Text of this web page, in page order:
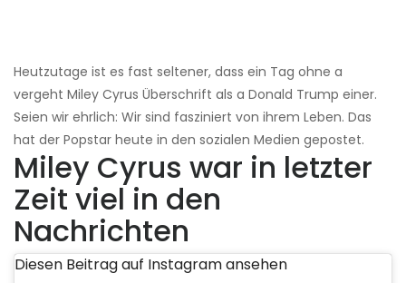
Heutzutage ist es fast seltener, dass ein Tag ohne a
vergeht Miley Cyrus Überschrift als a Donald Trump einer.
Seien wir ehrlich: Wir sind fasziniert von ihrem Leben. Das
hat der Popstar heute in den sozialen Medien gepostet.
Miley Cyrus war in letzter
Zeit viel in den
Nachrichten
Diesen Beitrag auf Instagram ansehen